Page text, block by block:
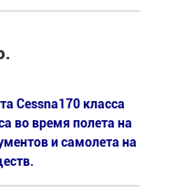
Cessna170 класса
во время полета на
и самолета на